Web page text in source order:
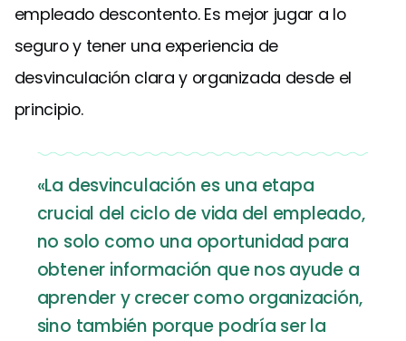
empleado descontento. Es mejor jugar a lo
seguro y tener una experiencia de
desvinculación clara y organizada desde el
principio.
«La desvinculación es una etapa
crucial del ciclo de vida del empleado,
no solo como una oportunidad para
obtener información que nos ayude a
aprender y crecer como organización,
sino también porque podría ser la